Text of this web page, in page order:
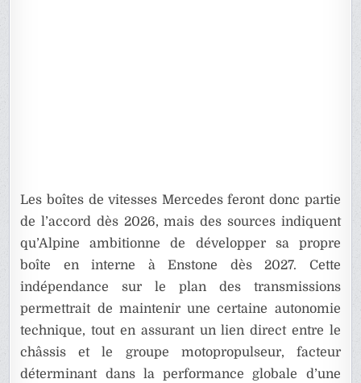
Les boîtes de vitesses Mercedes feront donc partie
de l’accord dès 2026, mais des sources indiquent
qu’Alpine ambitionne de développer sa propre
boîte en interne à Enstone dès 2027. Cette
indépendance sur le plan des transmissions
permettrait de maintenir une certaine autonomie
technique, tout en assurant un lien direct entre le
châssis et le groupe motopropulseur, facteur
déterminant dans la performance globale d’une